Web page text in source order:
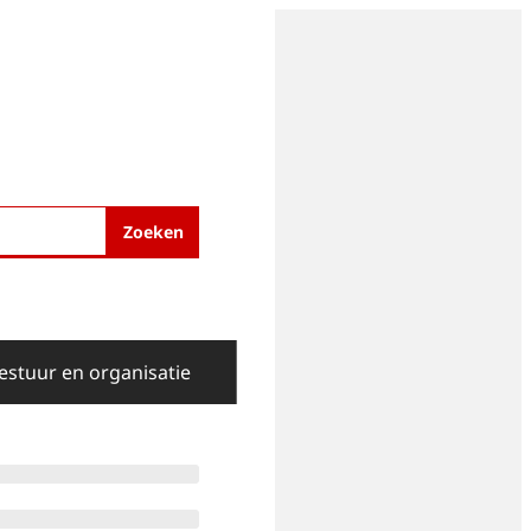
Zoeken
en organisatie